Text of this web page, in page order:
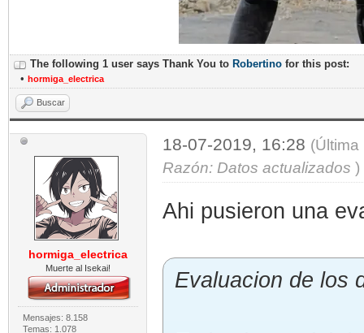
The following 1 user says Thank You to Robertino for this post:
• hormiga_electrica
Buscar
hormiga_electrica
Muerte al Isekai!
Mensajes: 8.158
Temas: 1.078
18-07-2019, 16:28
Razón: Datos actualizados )
Ahi pusieron una
Evaluacion de los